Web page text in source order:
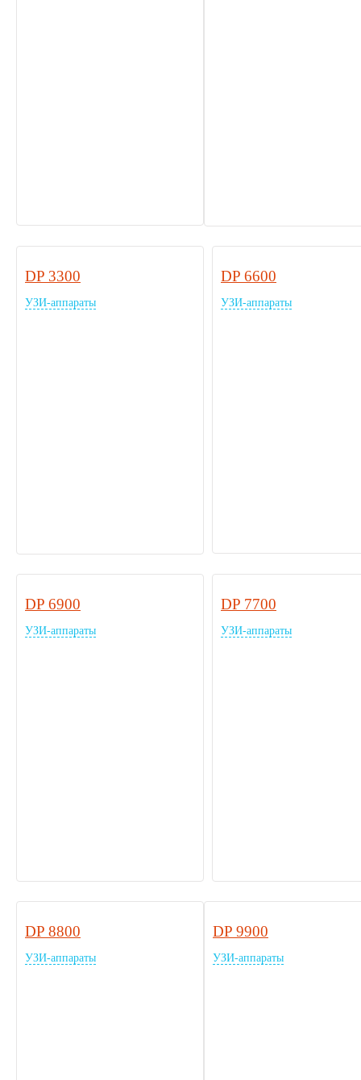
DP 3300
УЗИ-аппараты
DP 6600
УЗИ-аппараты
DP 6900
УЗИ-аппараты
DP 7700
УЗИ-аппараты
DP 8800
УЗИ-аппараты
DP 9900
УЗИ-аппараты